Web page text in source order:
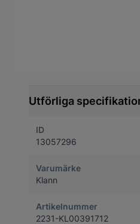
Utförliga
ID
13057296
Varumärke
Klann
Artikelnummer
2231-KL00391712